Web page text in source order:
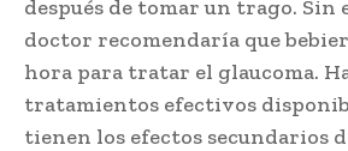
después de tomar un trago. Sin
doctor recomendaría que
hora para tratar el glaucoma.
tratamientos efectivos
tienen los efectos secundarios